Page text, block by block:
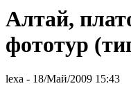
Алтай,
фототур
lexa - 18/Май/2009 15:43